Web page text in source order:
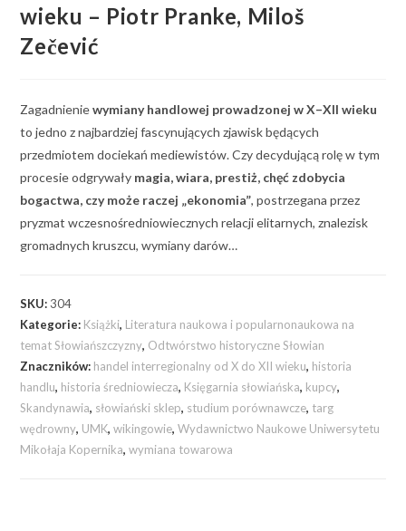
wieku – Piotr Pranke, Miloš
Zečević
Zagadnieniewymiany handlowej prowadzonej w X–XII wieku
to jedno z najbardziej fascynujących zjawisk będących
przedmiotem dociekań mediewistów. Czy decydującą rolę w tym
procesie odgrywały magia, wiara, prestiż, chęć zdobycia
bogactwa, czy może raczej „ekonomia”, postrzegana przez
pryzmat wczesnośredniowiecznych relacji elitarnych, znalezisk
gromadnych kruszcu, wymiany darów…
SKU: 304
Kategorie: Książki, Literatura naukowa i popularnonaukowa na
temat Słowiańszczyzny, Odtwórstwo historyczne Słowian
Znaczników: handel interregionalny od X do XII wieku, historia
handlu, historia średniowiecza, Księgarnia słowiańska, kupcy,
Skandynawia, słowiański sklep, studium porównawcze, targ
wędrowny, UMK,wikingowie,Wydawnictwo Naukowe Uniwersytetu
Mikołaja Kopernika,wymiana towarowa